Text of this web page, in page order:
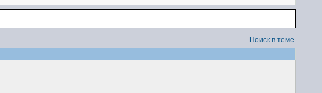
Поиск в теме